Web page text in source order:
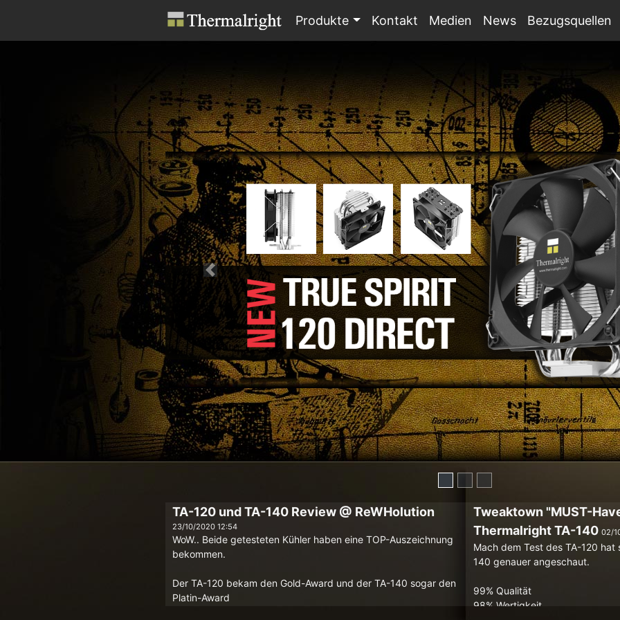
Produkte Kontakt Medien News Bezugsquellen
Previous
TA-120 und TA-140 Review @ ReWHolution
23/10/2020 12:54
WoW.. Beide getesteten Kühler haben eine TOP-Auszeichnung
bekommen.
Der TA-120 bekam den Gold-Award und der TA-140 sogar den
Platin-Award
Tweaktown "MUST-
Thermalright TA-140 02/
Mach dem Test des TA-120
140 genauer angeschaut.
99% Qualität
98% Wertigkeit